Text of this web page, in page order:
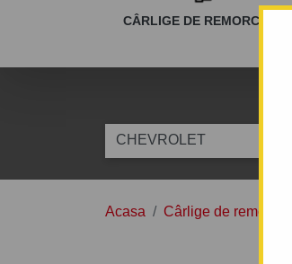
CÂRLIGE DE REMORCARE
CHEVROLET
Acasa Cârlige de remorcare